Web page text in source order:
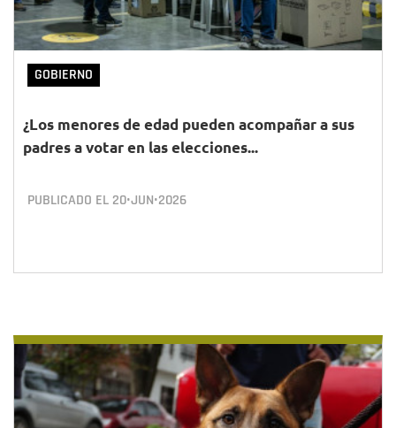
GOBIERNO
¿Los menores de edad pueden acompañar a sus
padres a votar en las elecciones...
PUBLICADO EL 20•JUN•2026